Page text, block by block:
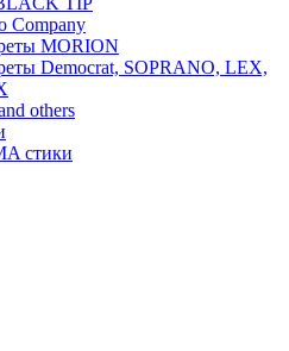
Company
MORION
Democrat, SOPRANO, LEX,
others
стики